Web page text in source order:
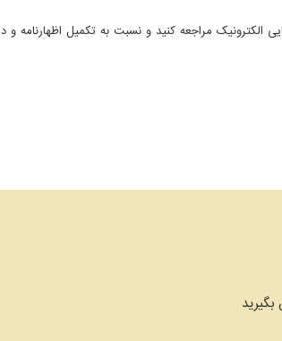
الکترونیک مراجعه کنید و نسبت به تکمیل اظهارنامه